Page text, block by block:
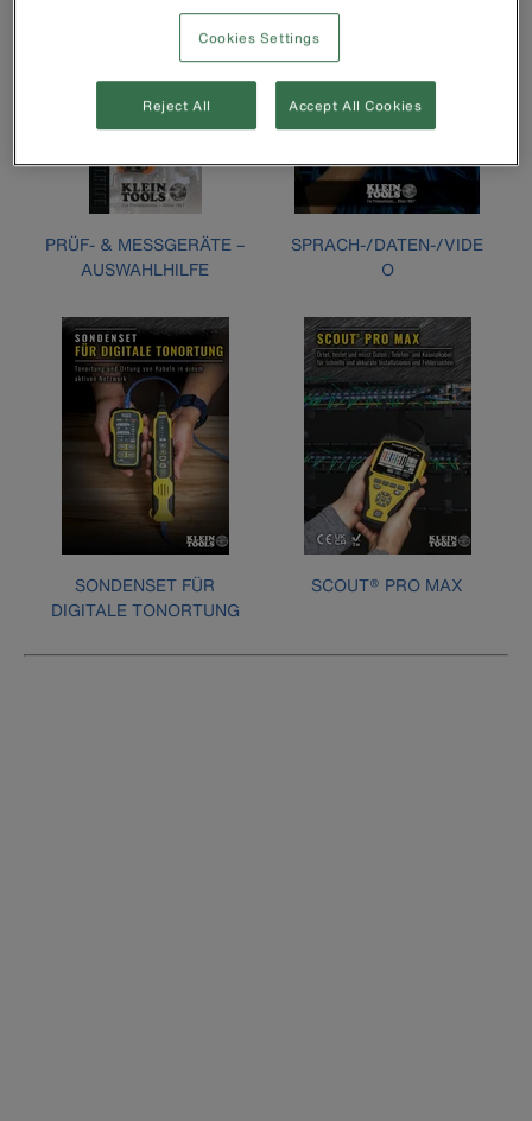
PRÜF- & MESSGERÄTE –
AUSWAHLHILFE
SPRACH-/DATEN-/VIDE
O
SONDENSET FÜR
DIGITALE TONORTUNG
SCOUT® PRO MAX
Cookies Settings
Reject All Accept All Cookies